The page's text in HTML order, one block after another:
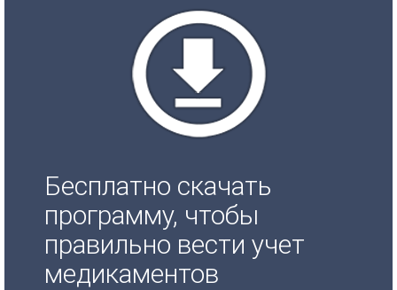
Бесплатно скачать
программу, чтобы
правильно вести учет
медикаментов